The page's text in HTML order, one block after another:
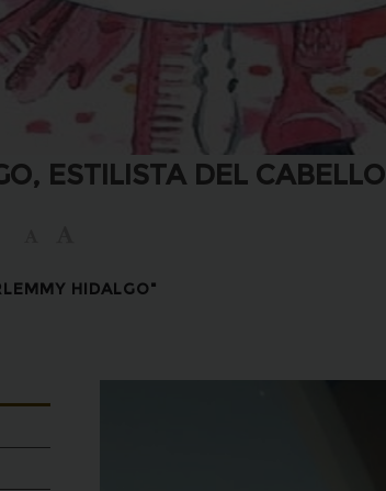
ESTILISTA DEL CABELLO
HIDALGO"